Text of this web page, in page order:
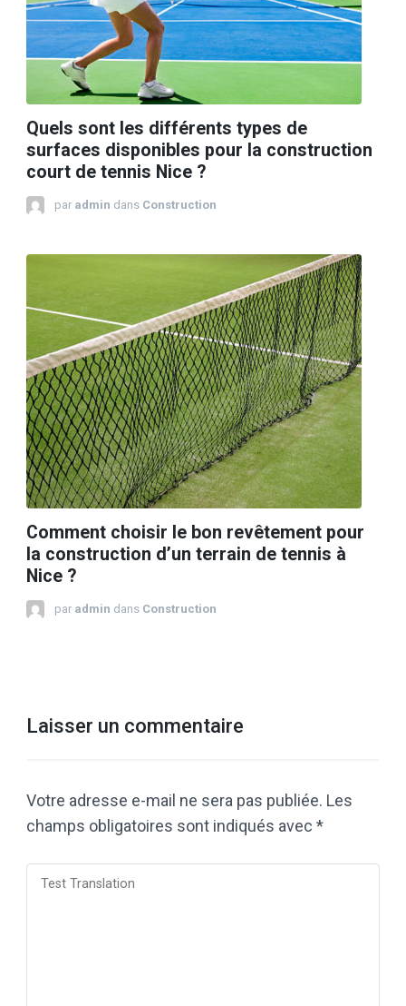
Quels sont les différents types de
surfaces disponibles pour la construction
court de tennis Nice ?
par admin dans Construction
Comment choisir le bon revêtement pour
la construction d’un terrain de tennis à
Nice ?
par admin dans Construction
Laisser un commentaire
Votre adresse e-mail ne sera pas publiée. Les
champs obligatoires sont indiqués avec *